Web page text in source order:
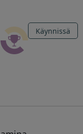
Käynnissä